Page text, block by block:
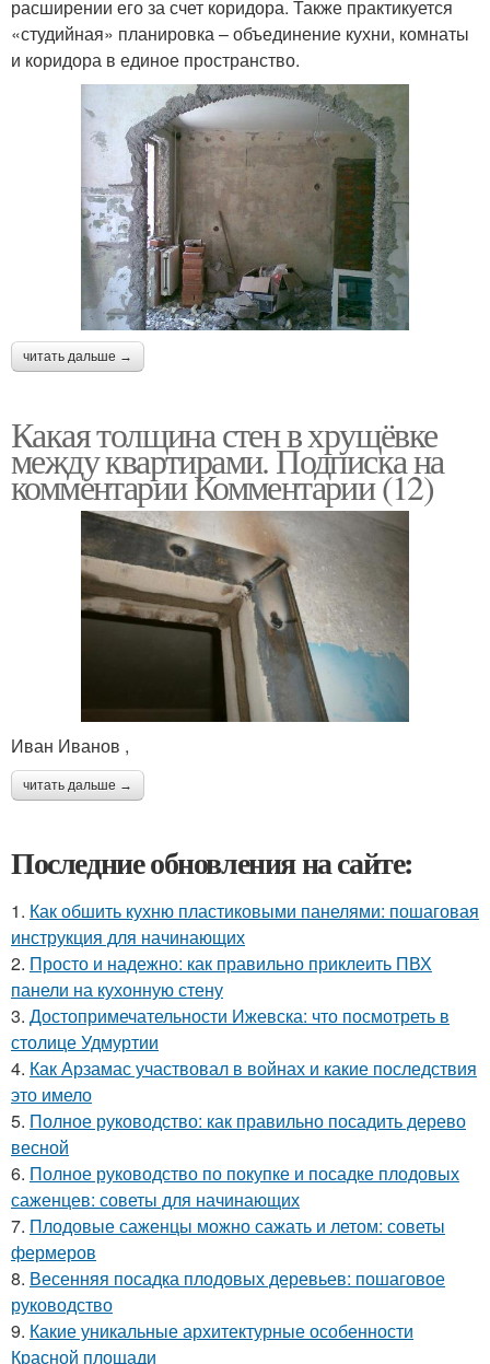
расширении его за счет коридора. Также практикуется
«студийная» планировка – объединение кухни, комнаты
и коридора в единое пространство.
читать дальше →
Какая толщина стен в хрущёвке
между квартирами. Подписка на
комментарии Комментарии (12)
Иван Иванов ,
читать дальше →
Последние обновления на сайте:
1. Как обшить кухню пластиковыми панелями: пошаговая
инструкция для начинающих
2. Просто и надежно: как правильно приклеить ПВХ
панели на кухонную стену
3. Достопримечательности Ижевска: что посмотреть в
столице Удмуртии
4. Как Арзамас участвовал в войнах и какие последствия
это имело
5. Полное руководство: как правильно посадить дерево
весной
6. Полное руководство по покупке и посадке плодовых
саженцев: советы для начинающих
7. Плодовые саженцы можно сажать и летом: советы
фермеров
8. Весенняя посадка плодовых деревьев: пошаговое
руководство
9. Какие уникальные архитектурные особенности
Красной площади